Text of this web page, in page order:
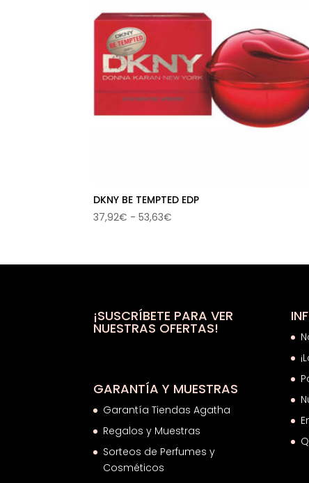
DKNY BE TEMPTED EDP
37,92€ - 53,63€
desde
53,63€
¡SUSCRÍBETE PARA VER
NUESTRAS OFERTAS!
GARANTÍA Y MUESTRAS
Garantía Tiendas Agatha
Regalos y Muestras
Sorteos de Perfumes y
Cosméticos